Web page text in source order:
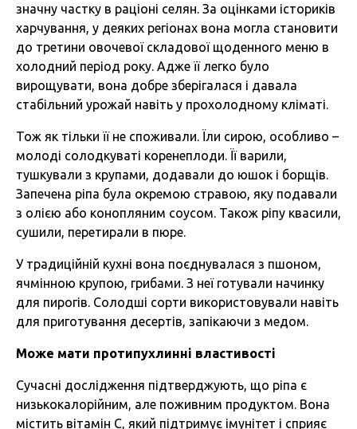
значну частку в раціоні селян. За оцінками істориків
харчування, у деяких регіонах вона могла становити
до третини овочевої складової щоденного меню в
холодний період року. Адже її легко було
вирощувати, вона добре зберігалася і давала
стабільний урожай навіть у прохолодному кліматі.
Тож як тільки її не споживали. Їли сирою, особливо –
молоді солодкуваті коренеплоди. Її варили,
тушкували з крупами, додавали до юшок і борщів.
Запечена ріпа була окремою стравою, яку подавали
з олією або конопляним соусом. Також ріпу квасили,
сушили, перетирали в пюре.
У традиційній кухні вона поєднувалася з пшоном,
ячмінною крупою, грибами. З неї готували начинку
для пирогів. Солодші сорти використовували навіть
для приготування десертів, запікаючи з медом.
Може мати протипухлинні властивості
Сучасні дослідження підтверджують, що ріпа є
низькокалорійним, але поживним продуктом. Вона
містить вітамін С, який підтримує імунітет і сприяє